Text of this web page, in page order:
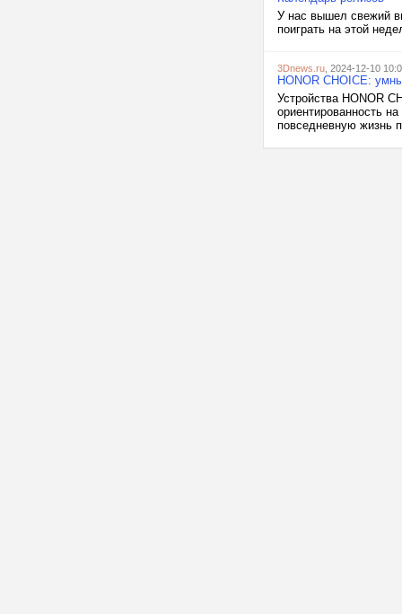
У нас вышел свежий
поиграть на этой
3Dnews.ru , 2024-12-10
HONOR CHOICE:
Устройства HONOR
ориентированность
повседневную жизнь